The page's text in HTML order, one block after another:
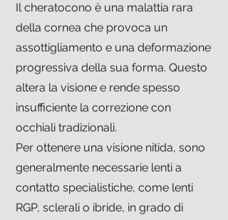
Il cheratocono è una malattia rara
della cornea che provoca un
assottigliamento e una deformazione
progressiva della sua forma. Questo
altera la visione e rende spesso
insufficiente la correzione con
occhiali tradizionali.
Per ottenere una visione nitida, sono
generalmente necessarie lenti a
contatto specialistiche, come lenti
RGP, sclerali o ibride, in grado di